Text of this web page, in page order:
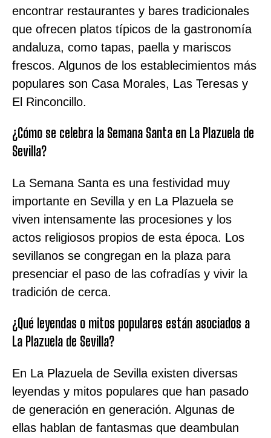
encontrar restaurantes y bares tradicionales
que ofrecen platos típicos de la gastronomía
andaluza, como tapas, paella y mariscos
frescos. Algunos de los establecimientos más
populares son Casa Morales, Las Teresas y
El Rinconcillo.
¿Cómo se celebra la Semana Santa en La Plazuela de
Sevilla?
La Semana Santa es una festividad muy
importante en Sevilla y en La Plazuela se
viven intensamente las procesiones y los
actos religiosos propios de esta época. Los
sevillanos se congregan en la plaza para
presenciar el paso de las cofradías y vivir la
tradición de cerca.
¿Qué leyendas o mitos populares están asociados a
La Plazuela de Sevilla?
En La Plazuela de Sevilla existen diversas
leyendas y mitos populares que han pasado
de generación en generación. Algunas de
ellas hablan de fantasmas que deambulan